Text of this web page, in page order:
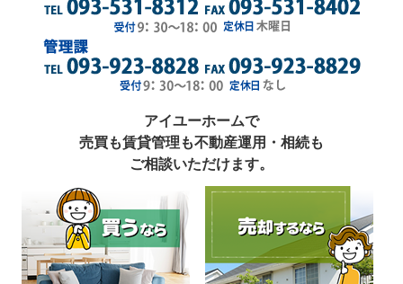
アイユーホームで
売買も賃貸管理も不動産運用・相続も
ご相談いただけます。